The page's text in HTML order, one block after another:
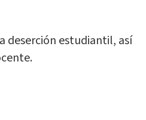
deserción estudiantil, así